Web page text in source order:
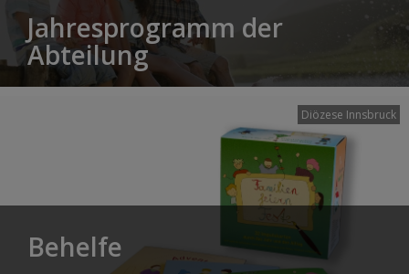
Jahresprogramm der
Abteilung
Diözese Innsbruck
Behelfe